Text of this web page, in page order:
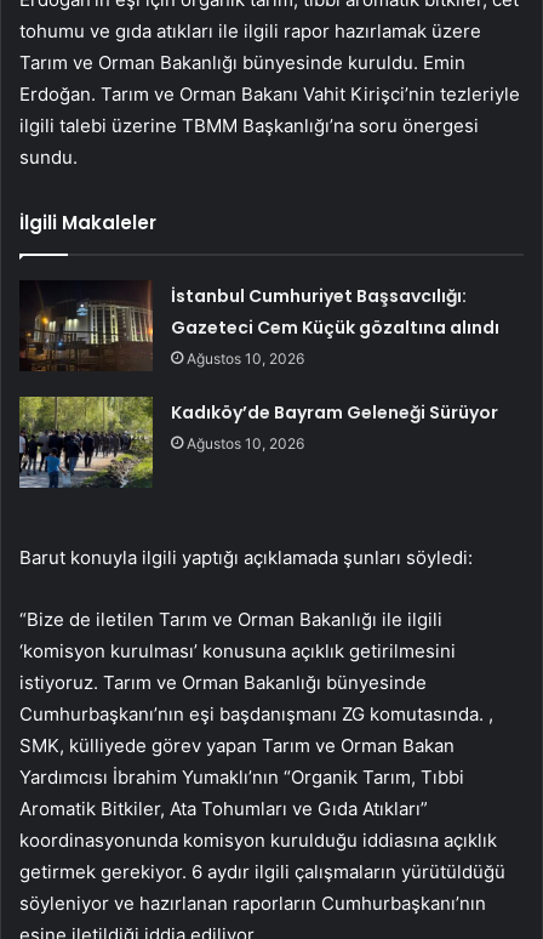
tohumu ve gıda atıkları ile ilgili rapor hazırlamak üzere
Tarım ve Orman Bakanlığı bünyesinde kuruldu. Emin
Erdoğan. Tarım ve Orman Bakanı Vahit Kirişci’nin tezleriyle
ilgili talebi üzerine TBMM Başkanlığı’na soru önergesi
sundu.
İlgili Makaleler
İstanbul Cumhuriyet Başsavcılığı:
Gazeteci Cem Küçük gözaltına alındı
Ağustos 10, 2026
Kadıköy’de Bayram Geleneği Sürüyor
Ağustos 10, 2026
Barut konuyla ilgili yaptığı açıklamada şunları söyledi:
“Bize de iletilen Tarım ve Orman Bakanlığı ile ilgili
‘komisyon kurulması’ konusuna açıklık getirilmesini
istiyoruz. Tarım ve Orman Bakanlığı bünyesinde
Cumhurbaşkanı’nın eşi başdanışmanı ZG komutasında. ,
SMK, külliyede görev yapan Tarım ve Orman Bakan
Yardımcısı İbrahim Yumaklı’nın “Organik Tarım, Tıbbi
Aromatik Bitkiler, Ata Tohumları ve Gıda Atıkları”
koordinasyonunda komisyon kurulduğu iddiasına açıklık
getirmek gerekiyor. 6 aydır ilgili çalışmaların yürütüldüğü
söyleniyor ve hazırlanan raporların Cumhurbaşkanı’nın
eşine iletildiği iddia ediliyor.